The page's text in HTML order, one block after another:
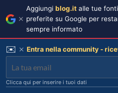
Aggiungi blog.it alle tue fonti
preferite su Google per
sempre informato
✉️ Entra nella community -
Clicca qui per inserire i tuoi dati